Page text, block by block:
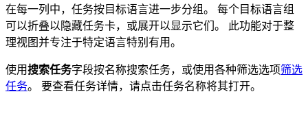
在每一列中，任务按目标语言进一步分组。 每个目标语言组
可以折叠以隐藏任务卡，或展开以显示它们。 此功能对于整
理视图并专注于特定语言特别有用。
使用搜索任务字段按名称搜索任务，或使用各种筛选选项筛选
任务。 要查看任务详情，请点击任务名称将其打开。